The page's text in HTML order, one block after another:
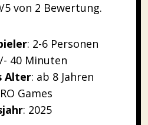
/5 von 2 Bewertung.
: 2-6 Personen
40 Minuten
Alter: ab 8 Jahren
Games
: 2025